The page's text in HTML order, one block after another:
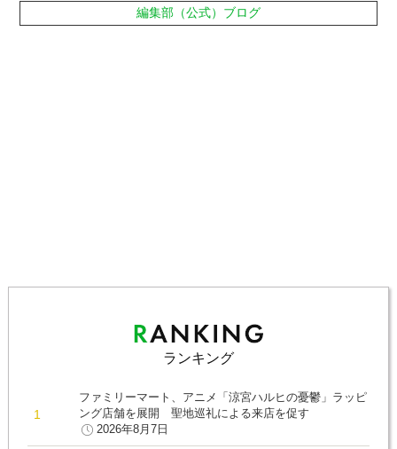
編集部（公式）ブログ
ランキング
ファミリーマート、アニメ「涼宮ハルヒの憂鬱」ラッピ
ング店舗を展開 聖地巡礼による来店を促す
2026年8月7日